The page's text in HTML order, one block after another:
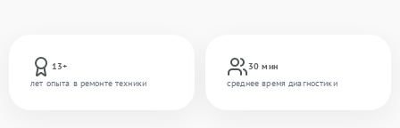
13+
лет опыта в ремонте техники
30 мин
среднее время диагностики